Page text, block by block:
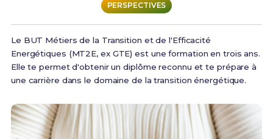
PERSPECTIVES
Le BUT Métiers de la Transition et de l'Efficacité
Energétiques (MT2E, ex GTE) est une formation en trois ans.
Elle te permet d'obtenir un diplôme reconnu et te prépare à
une carrière dans le domaine de la transition énergétique.